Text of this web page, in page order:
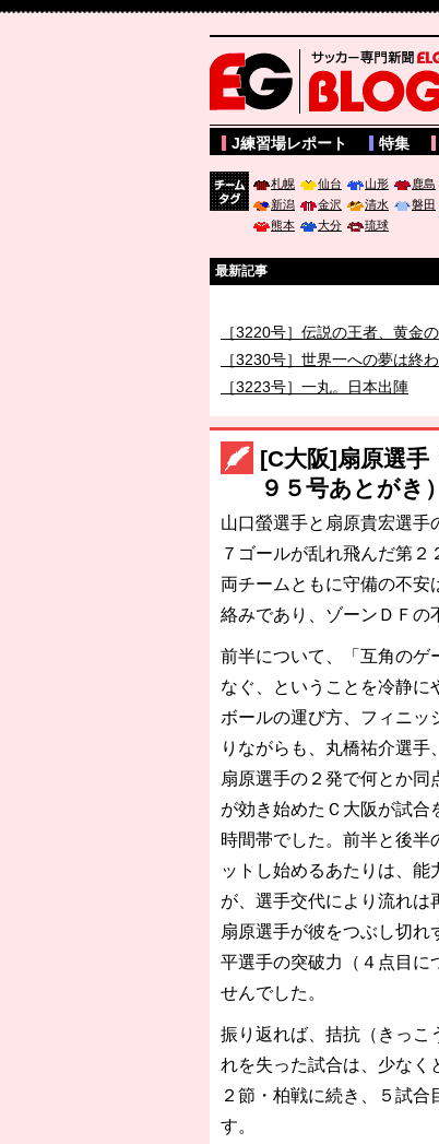
サッカー専門新聞ELGOLAZO web版
J練習場レポート 特集
札幌 仙台 山形 鹿島
新潟
金沢 清水 磐田
熊本
大分 琉球
最新記事
［3220号］伝説の王者、黄金
［3230号］世界一への夢は終
［3223号］一丸。日本出陣
［3222号］史上最大のW杯開
長谷川 アーリアジャスールさ
[C大阪]扇原選手
９５号あとがき）
山口螢選手と扇原貴宏選手
７ゴールが乱れ飛んだ第２
両チームともに守備の不安
絡みであり、ゾーンＤＦの
前半について、「互角のゲ
なぐ、ということを冷静に
ボールの運び方、フィニッ
りながらも、丸橋祐介選
扇原選手の２発で何とか同
が効き始めたＣ大阪が試合
時間帯でした。前半と後半
ットし始めるあたりは、
が、選手交代により流れは
扇原選手が彼をつぶし切
平選手の突破力（４点目に
せんでした。
振り返れば、拮抗（きっこ
れを失った試合は、少なく
２節・柏戦に続き、５試
す。